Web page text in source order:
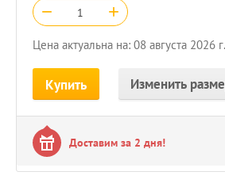
− +
Цена актуальна на: 08 августа 2026 г.
Купить Изменить
Доставим за 2 дня!